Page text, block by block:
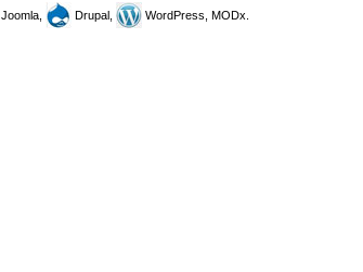
Joomla, Drupal, WordPress, MODx.